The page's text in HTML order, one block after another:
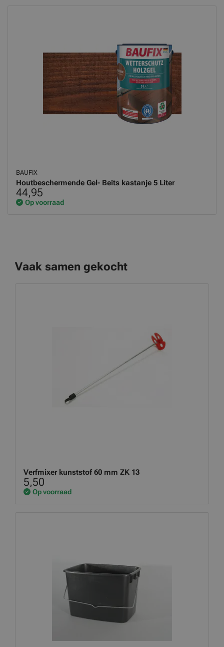
Vaak samen gekocht
Verfmixer kunststof 60 mm ZK 13
5,50
Op voorraad
BAUFIX
Houtbeschermende Gel- Beits kastanje 5 Liter
44,95
Op voorraad